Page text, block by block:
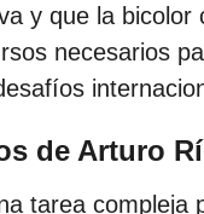
y que la bicolor
necesarios
de Arturo
tarea compleja